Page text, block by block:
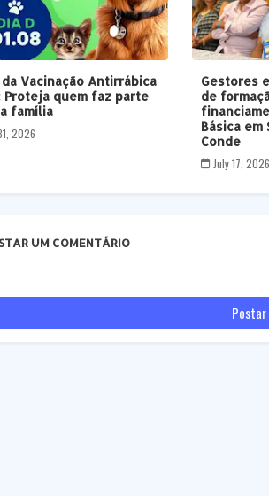
da Vacinação Antirrábica
Proteja quem faz parte
família
2026
Gestores
de
Básica em
Conde
July 17, 2026
UM COMENTÁRIO